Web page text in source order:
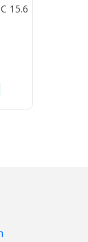
15.6